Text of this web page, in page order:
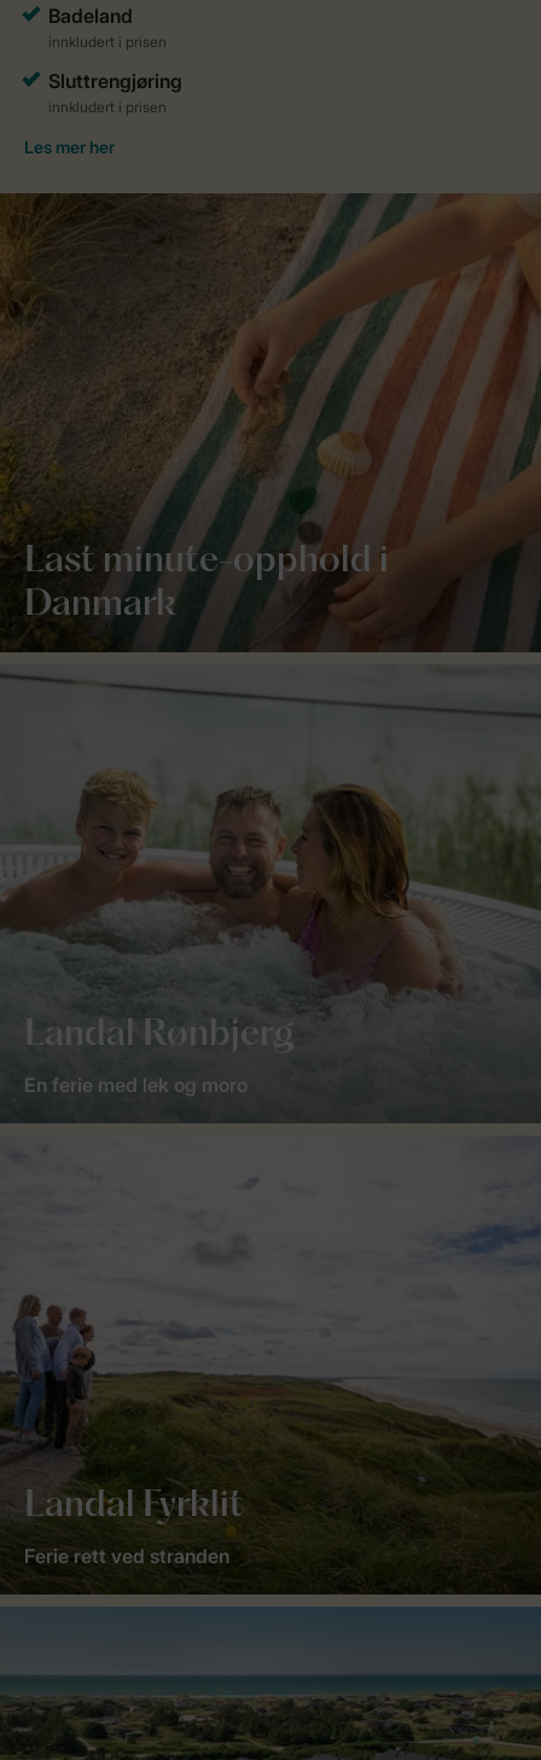
Last minute-opphold i
Danmark
Landal Rønbjerg
En ferie med lek og moro
Landal Fyrklit
Ferie rett ved stranden